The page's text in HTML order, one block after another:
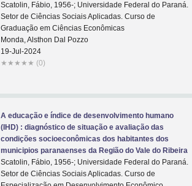
Scatolin, Fábio, 1956-; Universidade Federal do Paraná.
Setor de Ciências Sociais Aplicadas. Curso de
Graduação em Ciências Econômicas
Monda, Alsthon Dal Pozzo
19-Jul-2024
★ ★ ★ ★ ★ (0)
A educação e índice de desenvolvimento humano
(IHD) : diagnóstico de situação e avaliação das
condições socioeconômicas dos habitantes dos
municipios paranaenses da Região do Vale do Ribeira
Scatolin, Fábio, 1956-; Universidade Federal do Paraná.
Setor de Ciências Sociais Aplicadas. Curso de